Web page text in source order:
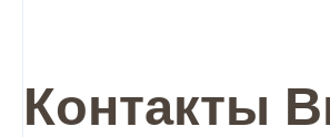
Контакты